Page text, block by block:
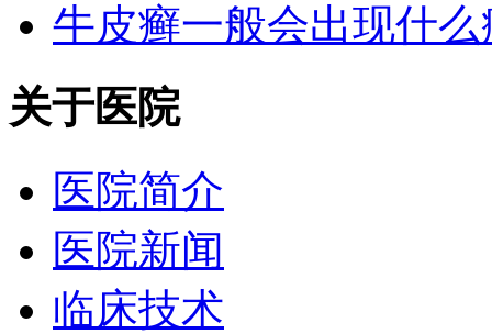
牛皮癣一般会出现什
关于医院
医院简介
医院新闻
临床技术